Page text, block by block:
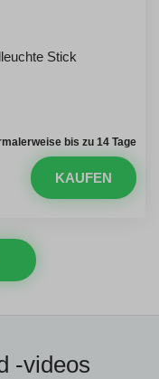
Stick
bis zu 14 Tage
KAUFEN
-videos